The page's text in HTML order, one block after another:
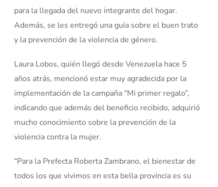
para la llegada del nuevo integrante del hogar.
Además, se les entregó una guía sobre el buen trato
y la prevención de la violencia de género.
Laura Lobos, quién llegó desde Venezuela hace 5
años atrás, mencionó estar muy agradecida por la
implementación de la campaña “Mi primer regalo”,
indicando que además del beneficio recibido, adquirió
mucho conocimiento sobre la prevención de la
violencia contra la mujer.
“Para la Prefecta Roberta Zambrano, el bienestar de
todos los que vivimos en esta bella provincia es su